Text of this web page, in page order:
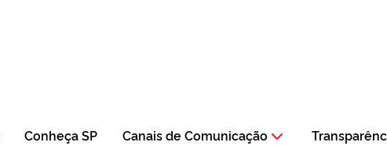
Conheça SP Canais de Comunicação